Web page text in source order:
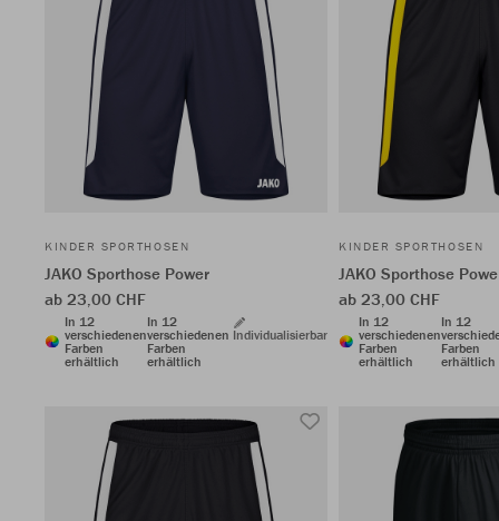
KINDER SPORTHOSEN
JAKO Sporthose Power
ab 23,00 CHF
In 12
verschiedenen
Farben
erhältlich
In 12
verschiedenen
Farben
erhältlich
Individualisierbar
KINDER SPORTHOSEN
JAKO Sporthose
ab 23,00 CHF
In 12
verschiedenen
Farben
erhältlich
In 12
Farben
erhältlich